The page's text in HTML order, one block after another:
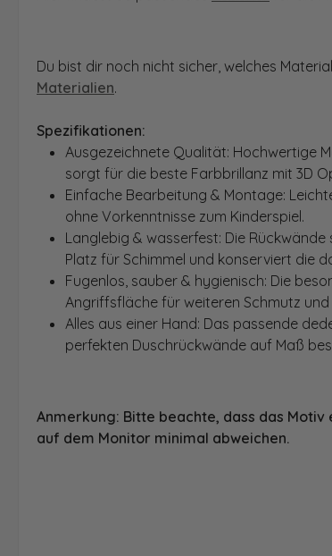
Du bist dir noch nicht sicher, welches
Materialien.
Spezifikationen:
Ausgezeichnete Qualität: Hochwertige
sorgt für die beste Farbbrillanz mit 3D
Einfache Bearbeitung & Montage:
ohne Vorkenntnisse zum Kinderspiel.
Langlebig & wasserfest: Die
Platz für Schimmel und konserviert die
Fugenlos, sauber & hygienisch: Die
Angriffsfläche für weiteren Schmutz
Alles aus einer Hand: Das passende
perfekten Duschrückwände auf Maß
Anmerkung: Bitte beachte, dass das
auf dem Monitor minimal abweichen.